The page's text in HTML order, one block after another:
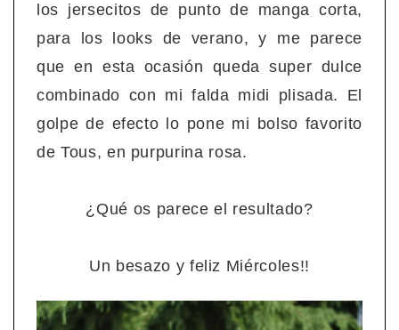
los jersecitos de punto de manga corta,
para los looks de verano, y me parece
que en esta ocasión queda super dulce
combinado con mi falda midi plisada. El
golpe de efecto lo pone mi bolso favorito
de Tous, en purpurina rosa.
¿Qué os parece el resultado?
Un besazo y feliz Miércoles!!